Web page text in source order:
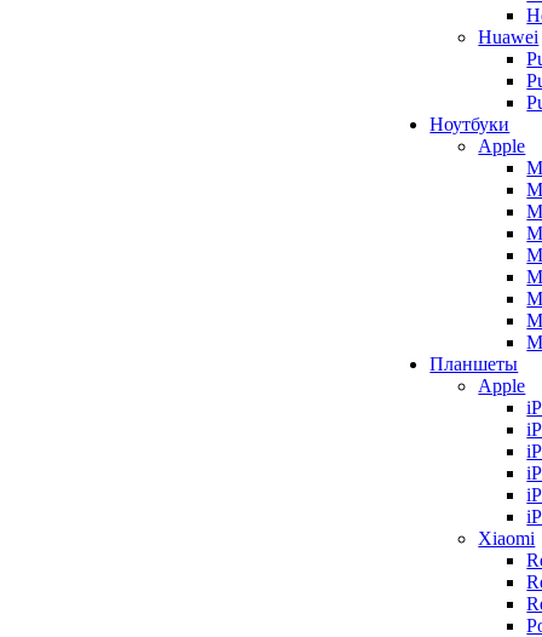
Huawei
Ноутбуки
Apple
Планшеты
Apple
Xiaomi